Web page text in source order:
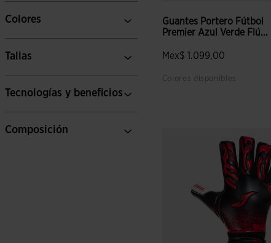
Colores
Tallas
Tecnologías y beneficios
Composición
Guantes Portero Fútbol
Premier Azul Verde Flú...
Mex$ 1.099,00
Colores disponibles